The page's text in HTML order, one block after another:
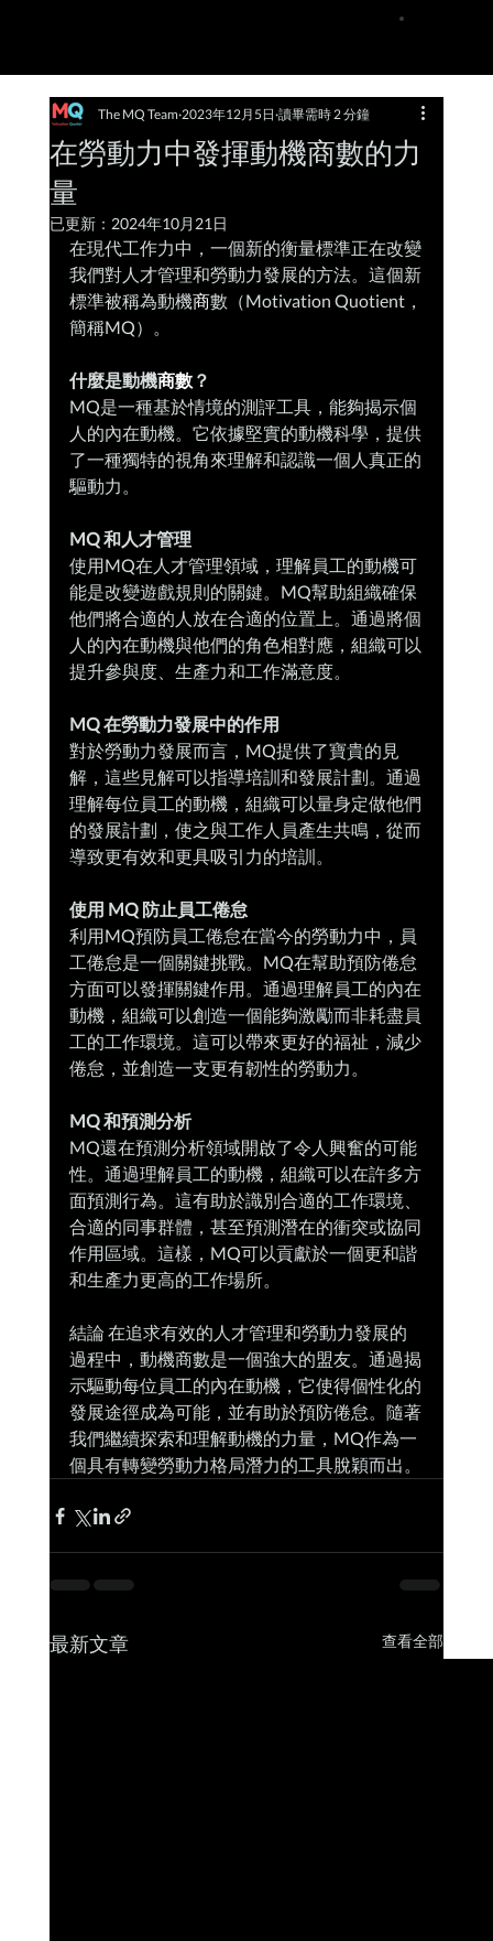
在勞動力中發揮動機商數的力
量
The MQ Team 2023年12月5日 讀畢需時 2 分鐘
已更新： 2024年10月21日
在現代工作力中，一個新的衡量標準正在改變
我們對人才管理和勞動力發展的方法。這個新
標準被稱為動機商數（Motivation Quotient，
簡稱MQ）。
什麼是動機商數？
MQ是一種基於情境的測評工具，能夠揭示個
人的內在動機。它依據堅實的動機科學，提供
了一種獨特的視角來理解和認識一個人真正的
驅動力。
MQ 和人才管理
使用MQ在人才管理領域，理解員工的動機可
能是改變遊戲規則的關鍵。MQ幫助組織確保
他們將合適的人放在合適的位置上。通過將個
人的內在動機與他們的角色相對應，組織可以
提升參與度、生產力和工作滿意度。
MQ 在勞動力發展中的作用
對於勞動力發展而言，MQ提供了寶貴的見
解，這些見解可以指導培訓和發展計劃。通過
理解每位員工的動機，組織可以量身定做他們
的發展計劃，使之與工作人員產生共鳴，從而
導致更有效和更具吸引力的培訓。
使用 MQ 防止員工倦怠
利用MQ預防員工倦怠在當今的勞動力中，員
工倦怠是一個關鍵挑戰。MQ在幫助預防倦怠
方面可以發揮關鍵作用。通過理解員工的內在
動機，組織可以創造一個能夠激勵而非耗盡員
工的工作環境。這可以帶來更好的福祉，減少
倦怠，並創造一支更有韌性的勞動力。
MQ 和預測分析
MQ還在預測分析領域開啟了令人興奮的可能
性。通過理解員工的動機，組織可以在許多方
面預測行為。這有助於識別合適的工作環境、
合適的同事群體，甚至預測潛在的衝突或協同
作用區域。這樣，MQ可以貢獻於一個更和諧
和生產力更高的工作場所。
結論 在追求有效的人才管理和勞動力發展的
過程中，動機商數是一個強大的盟友。通過揭
示驅動每位員工的內在動機，它使得個性化的
發展途徑成為可能，並有助於預防倦怠。隨著
我們繼續探索和理解動機的力量，MQ作為一
個具有轉變勞動力格局潛力的工具脫穎而出。
最新文章 查看全部